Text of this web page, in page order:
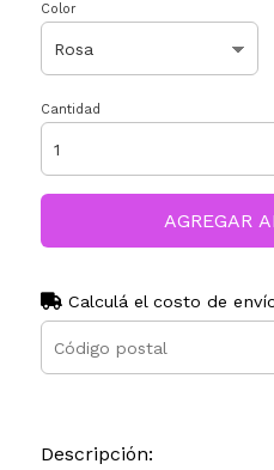
Color
Cantidad
AGREGAR
Calculá el costo de
Descripción: